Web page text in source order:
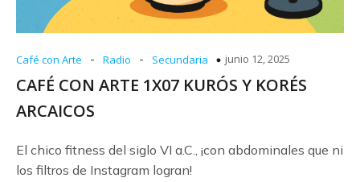
Café con Arte - Radio - Secundaria junio 12, 2025
CAFÉ CON ARTE 1X07 KURÓS Y KORÉS
ARCAICOS
El chico fitness del siglo VI a.C., ¡con abdominales que ni
los filtros de Instagram logran!